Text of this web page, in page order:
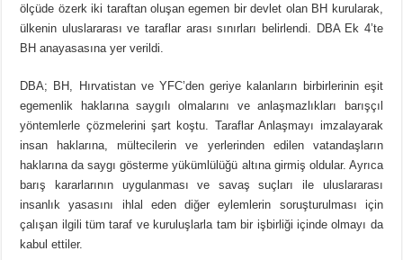
ölçüde özerk iki taraftan oluşan egemen bir devlet olan BH kurularak,
ülkenin uluslararası ve taraflar arası sınırları belirlendi. DBA Ek 4’te
BH anayasasına yer verildi.
DBA; BH, Hırvatistan ve YFC’den geriye kalanların birbirlerinin eşit
egemenlik haklarına saygılı olmalarını ve anlaşmazlıkları barışçıl
yöntemlerle çözmelerini şart koştu. Taraflar Anlaşmayı imzalayarak
insan haklarına, mültecilerin ve yerlerinden edilen vatandaşların
haklarına da saygı gösterme yükümlülüğü altına girmiş oldular. Ayrıca
barış kararlarının uygulanması ve savaş suçları ile uluslararası
insanlık yasasını ihlal eden diğer eylemlerin soruşturulması için
çalışan ilgili tüm taraf ve kuruluşlarla tam bir işbirliği içinde olmayı da
kabul ettiler.